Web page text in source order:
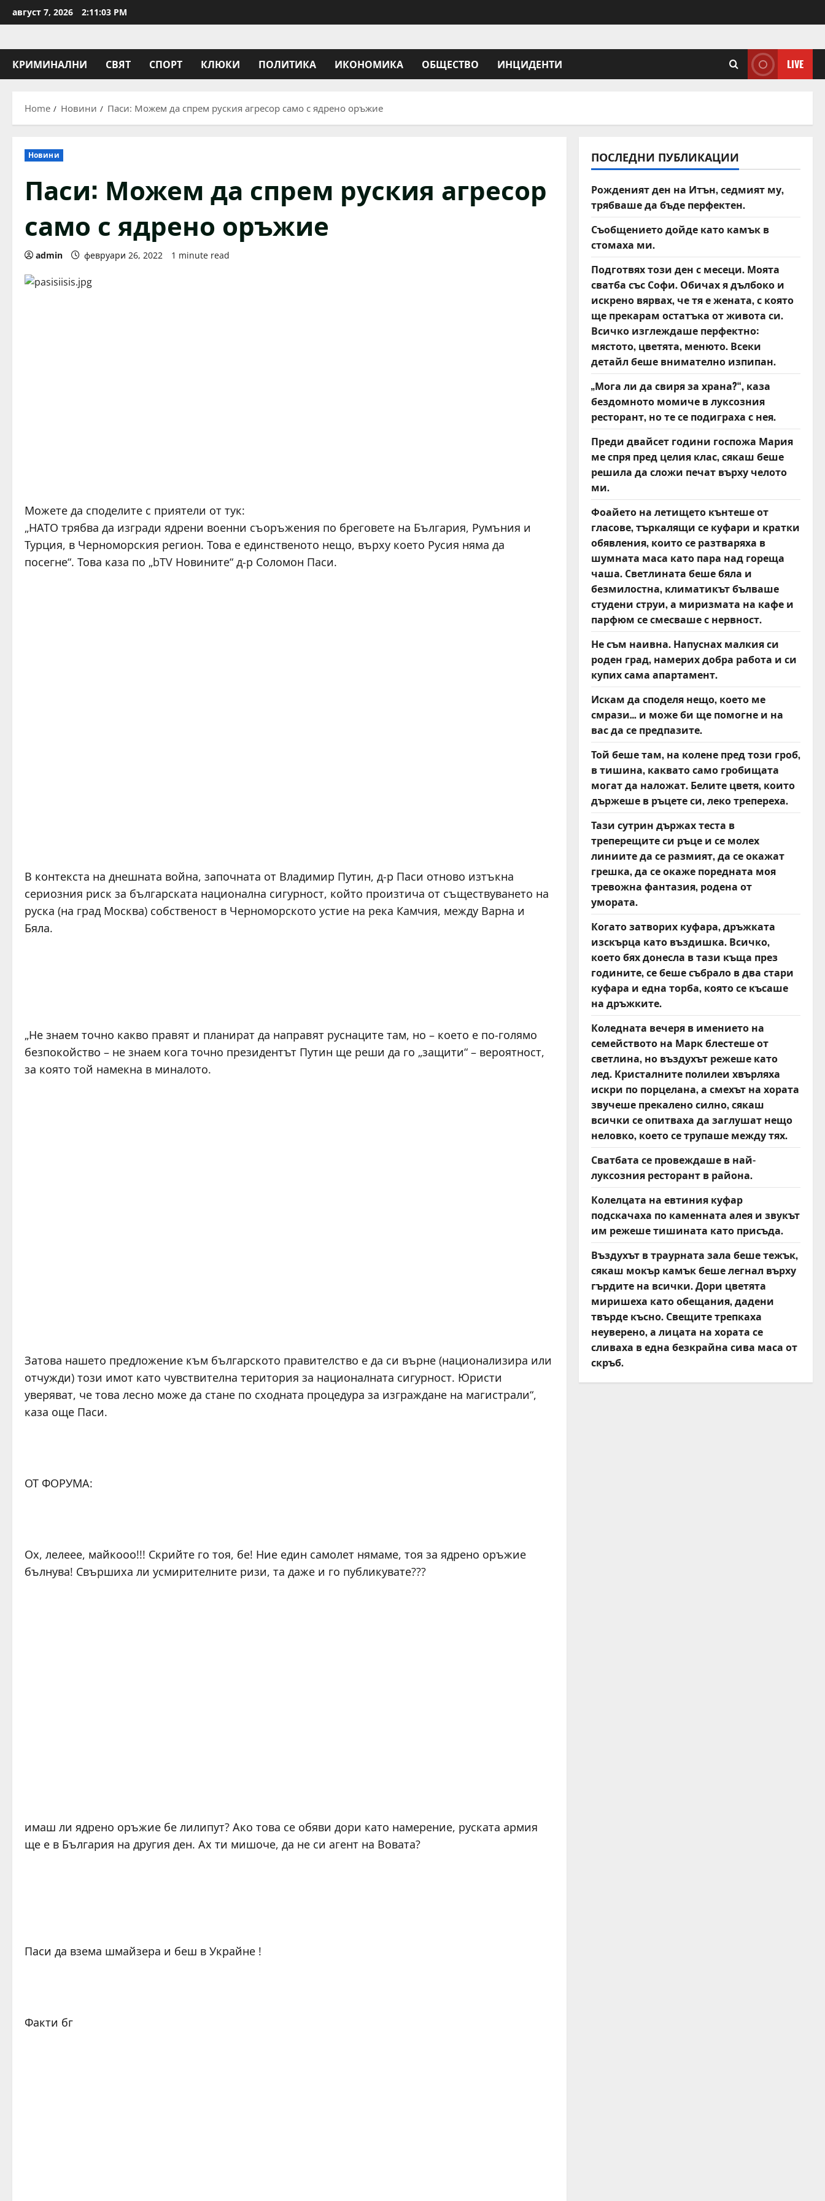
to
август 7, 2026 2:11:04 PM
КРИМИНАЛНИ СВЯТ СПОРТ КЛЮКИ ПОЛИТИКА ИКОНОМИКА ОБЩЕСТВО ИНЦИДЕНТИ LIVE
Home Новини Паси: Можем да спрем руския агресор само с ядрено оръжие
Новини
Паси: Можем да спрем руския агресор
само с ядрено оръжие
admin февруари 26, 2022 1 minute read
Можете да споделите с приятели от тук:
„НАТО трябва да изгради ядрени военни съоръжения по бреговете на България, Румъния и
Турция, в Черноморския регион. Това е единственото нещо, върху което Русия няма да
посегне“. Това каза по „bTV Новините“ д-р Соломон Паси.
В контекста на днешната война, започната от Владимир Путин, д-р Паси отново изтъкна
сериозния риск за българската национална сигурност, който произтича от съществуването на
руска (на град Москва) собственост в Черноморското устие на река Камчия, между Варна и
Бяла.
„Не знаем точно какво правят и планират да направят руснаците там, но – което е по-голямо
безпокойство – не знаем кога точно президентът Путин ще реши да го „защити“ – вероятност,
за която той намекна в миналото.
Затова нашето предложение към българското правителство е да си върне (национализира или
отчужди) този имот като чувствителна територия за националната сигурност. Юристи
уверяват, че това лесно може да стане по сходната процедура за изграждане на магистрали“,
каза още Паси.
ОТ ФОРУМА:
Ох, лелеее, майкооо!!! Скрийте го тоя, бе! Ние един самолет нямаме, тоя за ядрено оръжие
бълнува! Свършиха ли усмирителните ризи, та даже и го публикувате???
имаш ли ядрено оръжие бе лилипут? Ако това се обяви дори като намерение, руската армия
ще е в България на другия ден. Ах ти мишоче, да не си агент на Вовата?
Паси да взема шмайзера и беш в Украйне !
Факти бг
ПОСЛЕДНИ ПУБЛИКАЦИИ
Рожденият ден на Итън, седмият му,
трябваше да бъде перфектен.
Съобщението дойде като камък в
стомаха ми.
Подготвях този ден с месеци. Моята
сватба със Софи. Обичах я дълбоко и
искрено вярвах, че тя е жената, с която
ще прекарам остатъка от живота си.
Всичко изглеждаше перфектно:
мястото, цветята, менюто. Всеки
детайл беше внимателно изпипан.
„Мога ли да свиря за храна?“, каза
бездомното момиче в луксозния
ресторант, но те се подиграха с нея.
Преди двайсет години госпожа Мария
ме спря пред целия клас, сякаш беше
решила да сложи печат върху челото
ми.
Фоайето на летището кънтеше от
гласове, търкалящи се куфари и кратки
обявления, които се разтваряха в
шумната маса като пара над гореща
чаша. Светлината беше бяла и
безмилостна, климатикът бълваше
студени струи, а миризмата на кафе и
парфюм се смесваше с нервност.
Не съм наивна. Напуснах малкия си
роден град, намерих добра работа и си
купих сама апартамент.
Искам да споделя нещо, което ме
смрази… и може би ще помогне и на
вас да се предпазите.
Той беше там, на колене пред този гроб,
в тишина, каквато само гробищата
могат да наложат. Белите цветя, които
държеше в ръцете си, леко трепереха.
Тази сутрин държах теста в
треперещите си ръце и се молех
линиите да се размият, да се окажат
грешка, да се окаже поредната моя
тревожна фантазия, родена от
умората.
Когато затворих куфара, дръжката
изскърца като въздишка. Всичко,
което бях донесла в тази къща през
годините, се беше събрало в два стари
куфара и една торба, която се късаше
на дръжките.
Коледната вечеря в имението на
семейството на Марк блестеше от
светлина, но въздухът режеше като
лед. Кристалните полилеи хвърляха
искри по порцелана, а смехът на хората
звучеше прекалено силно, сякаш
всички се опитваха да заглушат нещо
неловко, което се трупаше между тях.
Сватбата се провеждаше в най-
луксозния ресторант в района.
Колелцата на евтиния куфар
подскачаха по каменната алея и звукът
им режеше тишината като присъда.
Въздухът в траурната зала беше тежък,
сякаш мокър камък беше легнал върху
гърдите на всички. Дори цветята
миришеха като обещания, дадени
твърде късно. Свещите трепкаха
неуверено, а лицата на хората се
сливаха в една безкрайна сива маса от
скръб.